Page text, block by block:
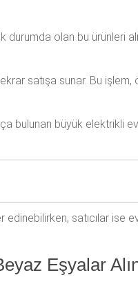
olan bu ürünleri
satışa sunar. Bu işlem,
bulunan büyük elektrikli
edinebilirken, satıcılar ise
Eşyalar